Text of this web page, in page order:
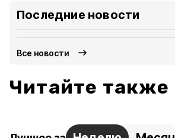
Последние новости
Все новости
Читайте также